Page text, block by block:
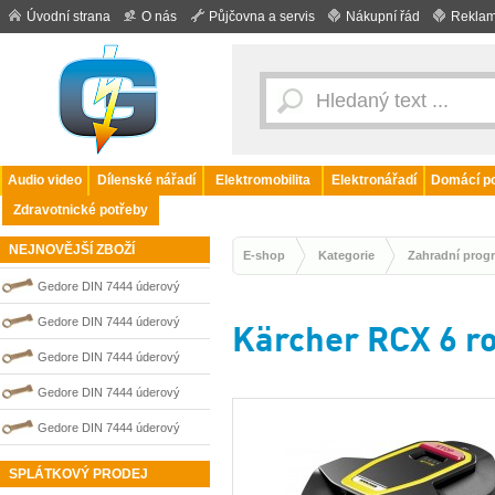
Úvodní strana O nás Půjčovna a servis Nákupní řád
Audio video Dílenské nářadí Elektromobilita Elektronářadí
Domácí
Zdravotnické potřeby
NEJNOVĚJŠÍ ZBOŽÍ
Gedore DIN 7444 úderový
nejiskřivý plochý (palcový) klíč
0100202S
Gedore DIN 7444 úderový
nejiskřivý plochý (palcový) klíč
0100204S
Gedore DIN 7444 úderový
nejiskřivý plochý (palcový) klíč
0100211S
Gedore DIN 7444 úderový
nejiskřivý plochý (palcový) klíč
0100210S
Gedore DIN 7444 úderový
nejiskřivý plochý (palcový) klíč
SPLÁTKOVÝ PRODEJ
E-shop Kategorie Zahradní
Kärcher RCX 6